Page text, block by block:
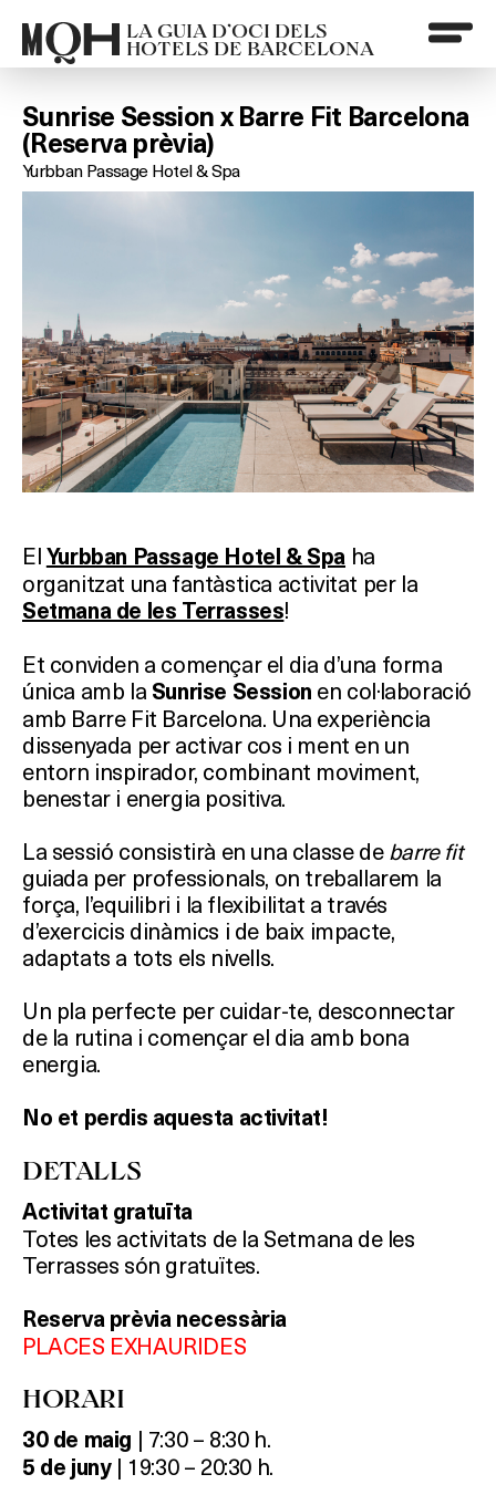
LA GUIA D’OCI DELS
HOTELS DE BARCELONA
Sunrise Session x Barre Fit Barcelona
(Reserva prèvia)
Yurbban Passage Hotel & Spa
El Yurbban Passage Hotel & Spa ha
organitzat una fantàstica activitat per la
Setmana de les Terrasses!
Et conviden a començar el dia d’una forma
única amb la Sunrise Session en col·laboració
amb Barre Fit Barcelona. Una experiència
dissenyada per activar cos i ment en un
entorn inspirador, combinant moviment,
benestar i energia positiva.
La sessió consistirà en una classe de barre fit
guiada per professionals, on treballarem la
força, l’equilibri i la flexibilitat a través
d’exercicis dinàmics i de baix impacte,
adaptats a tots els nivells.
Un pla perfecte per cuidar-te, desconnectar
de la rutina i començar el dia amb bona
energia.
No et perdis aquesta activitat!
DETALLS
Activitat gratuïta
Totes les activitats de la Setmana de les
Terrasses són gratuïtes.
Reserva prèvia necessària
PLACES EXHAURIDES
HORARI
30 de maig | 7:30 – 8:30 h.
5 de juny| 19:30 – 20:30 h.